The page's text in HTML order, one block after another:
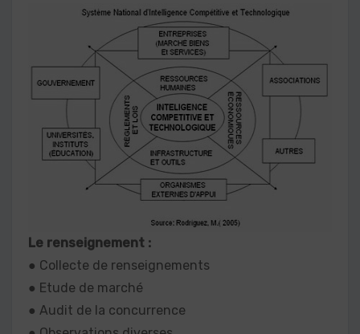
Le renseignement :
● Collecte de renseignements
● Etude de marché
● Audit de la concurrence